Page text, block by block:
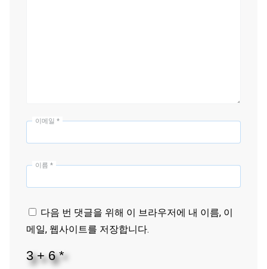
이메일 *
이름 *
다음 번 댓글을 위해 이 브라우저에 내 이름, 이
메일, 웹사이트를 저장합니다.